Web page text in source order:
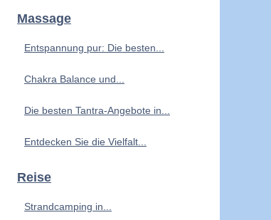
Massage
Entspannung pur: Die besten...
Chakra Balance und...
Die besten Tantra-Angebote in...
Entdecken Sie die Vielfalt...
Reise
Strandcamping in...